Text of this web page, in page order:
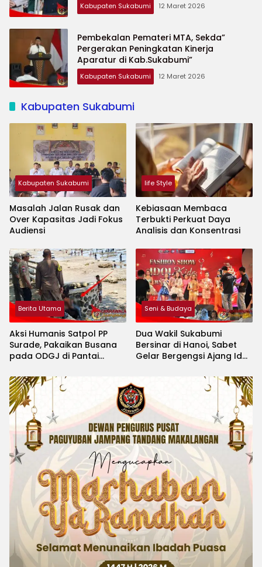
Kabupaten Sukabumi 12 Maret 2026
Pembekalan Pemateri MTA, Sekda”
Pergerakan Peningkatan Kinerja
Aparatur di Kab.Sukabumi”
Kabupaten Sukabumi 12 Maret 2026
Kabupaten Sukabumi
Kabupaten Sukabumi
Masalah Jalan Rusak dan
Over Kapasitas Jadi Fokus
Audiensi
life Style
Kebiasaan Membaca
Terbukti Perkuat Daya
Analisis dan Konsentrasi
Berita Utama
Aksi Humanis Satpol PP
Surade, Pakaikan Busana
pada ODGJ di Pantai
Seni & Budaya
Dua Wakil Sukabumi
Bersinar di Hanoi, Sabet
Gelar Bergengsi Ajang Idol